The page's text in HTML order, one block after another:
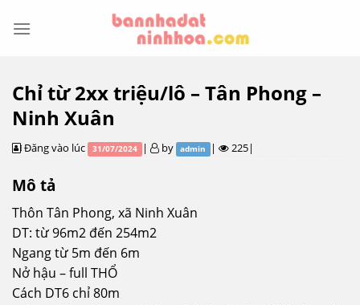
Chỉ từ 2xx triệu/lô – Tân Phong –
Ninh Xuân
Đăng vào lúc 31/07/2024 | by admin | 225|
Mô tả
Thôn Tân Phong, xã Ninh Xuân
DT: từ 96m2 đến 254m2
Ngang từ 5m đến 6m
Nở hậu – full THỔ
Cách DT6 chỉ 80m